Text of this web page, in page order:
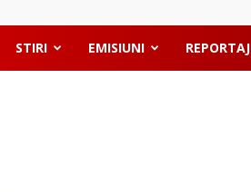
STIRI EMISIUNI REPORTAJ